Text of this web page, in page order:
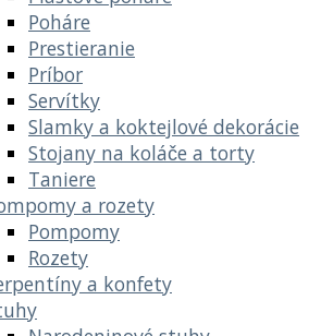
Poháre
Prestieranie
Príbor
Servítky
Slamky a koktejlové dekorácie
Stojany na koláče a torty
Taniere
a rozety
Pompomy
Rozety
a konfety